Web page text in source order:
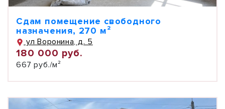
Сдам помещение свободного
назначения, 270 м²
ул Воронина, д. 5
180 000 руб.
667 руб./м²